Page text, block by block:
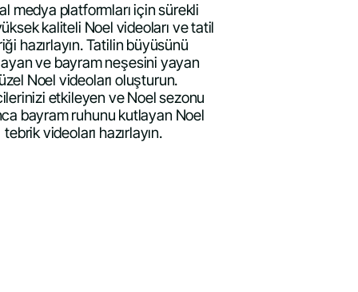
medya platformları için sürekli
kaliteli Noel videoları ve tatil
hazırlayın. Tatilin büyüsünü
ve bayram neşesini yayan
Noel videoları oluşturun.
etkileyen ve Noel sezonu
bayram ruhunu kutlayan Noel
tebrik videoları hazırlayın.